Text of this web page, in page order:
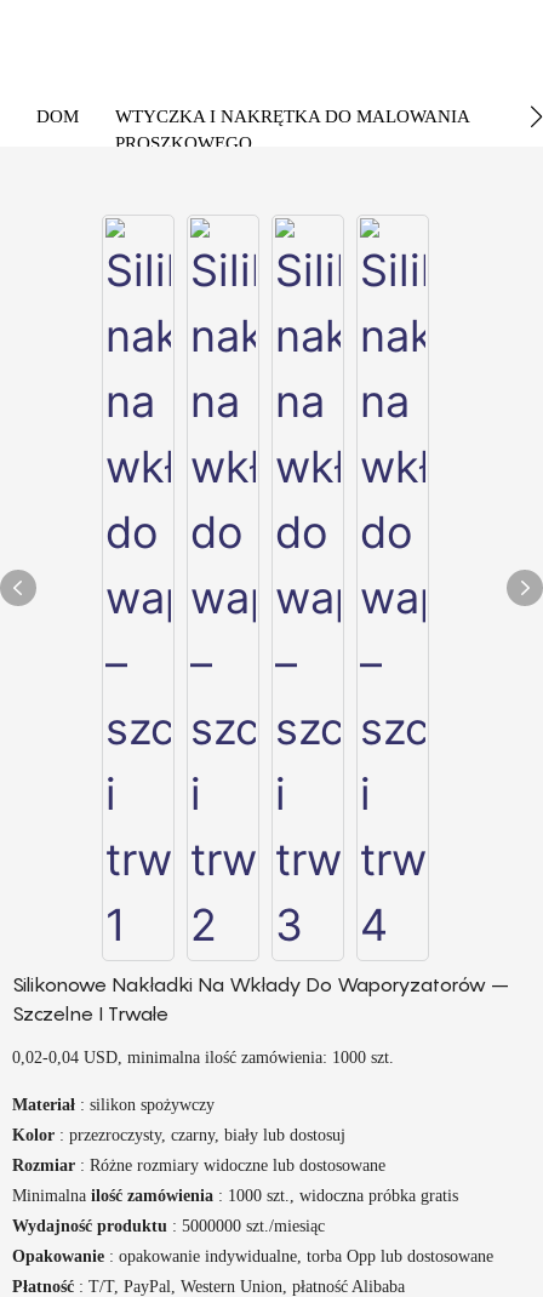
DOM
WTYCZKA I NAKRĘTKA DO MALOWANIA
PROSZKOWEGO
Silikonowe Nakładki Na Wkłady Do Waporyzatorów –
Szczelne I Trwałe
0,02-0,04 USD, minimalna ilość zamówienia: 1000 szt.
Materiał : silikon spożywczy
Kolor : przezroczysty, czarny, biały lub dostosuj
Rozmiar : Różne rozmiary widoczne lub dostosowane
Minimalna ilość zamówienia : 1000 szt., widoczna próbka gratis
Wydajność produktu : 5000000 szt./miesiąc
Opakowanie : opakowanie indywidualne, torba Opp lub dostosowane
Płatność : T/T, PayPal, Western Union, płatność Alibaba